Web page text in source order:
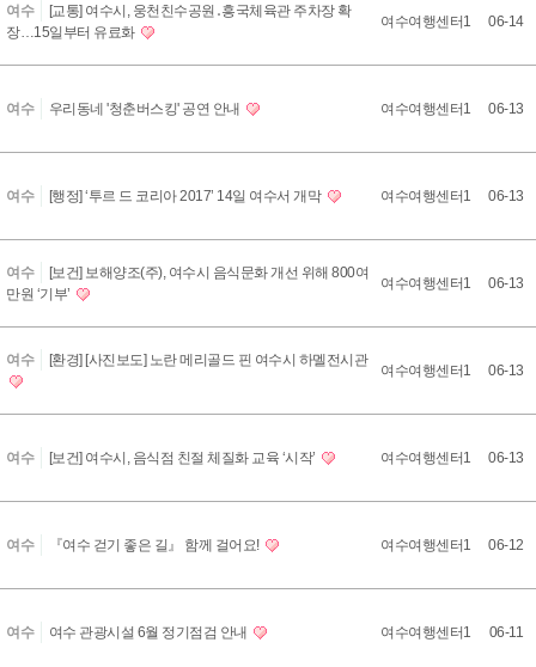
여수
[교통] 여수시, 웅천친수공원․흥국체육관 주차장 확
장…15일부터 유료화
여수여행센터1 06-14
3여수 우리동네 '청춘버스킹' 공연 안내 여수여행센터1 06-13
3여수 [행정] ‘투르 드 코리아 2017’ 14일 여수서 개막 여수여행센터1 06-13
여수
[보건] 보해양조(주), 여수시 음식문화 개선 위해 800여
만원 ‘기부’
여수여행센터1 06-13
여수 [환경] [사진보도] 노란 메리골드 핀 여수시 하멜전시관
여수여행센터1 06-13
3여수 [보건] 여수시, 음식점 친절 체질화 교육 ‘시작’ 여수여행센터1 06-13
3여수 『여수 걷기 좋은 길』 함께 걸어요! 여수여행센터1 06-12
3여수 여수 관광시설 6월 정기점검 안내 여수여행센터1 06-11